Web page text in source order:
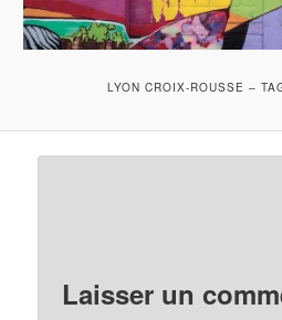
LYON CROIX-ROUSSE –
Laisser un